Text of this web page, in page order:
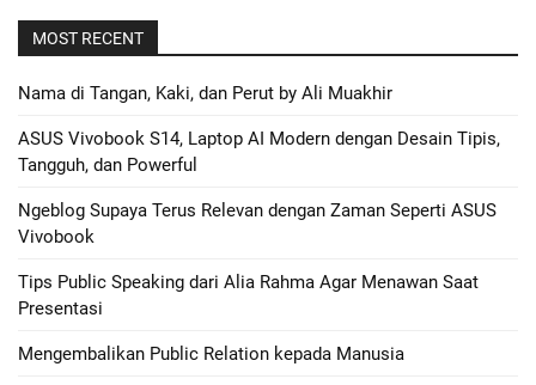
MOST RECENT
Nama di Tangan, Kaki, dan Perut by Ali Muakhir
ASUS Vivobook S14, Laptop AI Modern dengan Desain Tipis,
Tangguh, dan Powerful
Ngeblog Supaya Terus Relevan dengan Zaman Seperti ASUS
Vivobook
Tips Public Speaking dari Alia Rahma Agar Menawan Saat
Presentasi
Mengembalikan Public Relation kepada Manusia